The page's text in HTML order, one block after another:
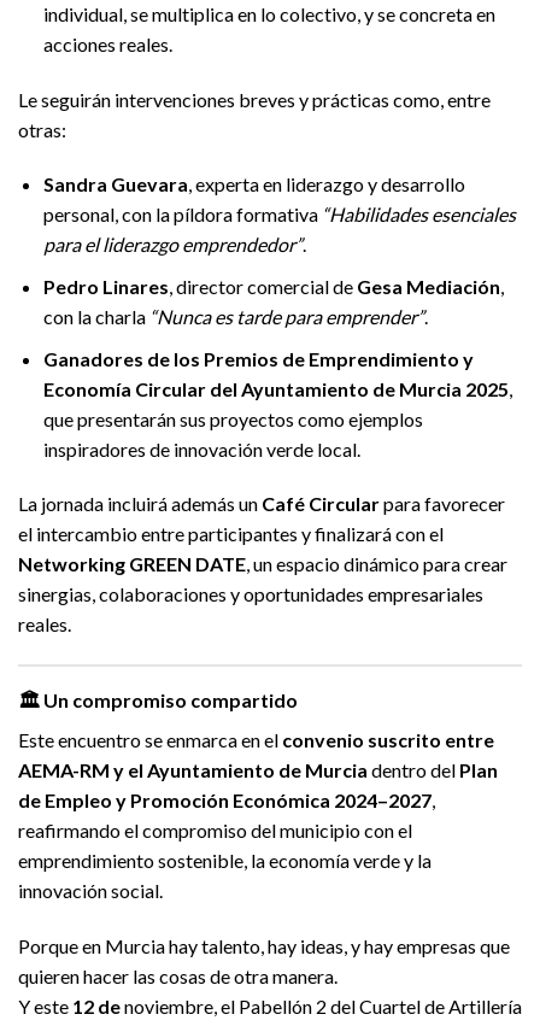
individual, se multiplica en lo colectivo, y se concreta en
acciones reales.
Le seguirán intervenciones breves y prácticas como, entre
otras:
Sandra Guevara, experta en liderazgo y desarrollo
personal, con la píldora formativa “Habilidades esenciales
para el liderazgo emprendedor”.
Pedro Linares, director comercial de Gesa Mediación,
con la charla “Nunca es tarde para emprender”.
Ganadores de los Premios de Emprendimiento y
Economía Circular del Ayuntamiento de Murcia 2025
que presentarán sus proyectos como ejemplos
inspiradores de innovación verde local.
La jornada incluirá además un Café Circularpara favorecer
el intercambio entre participantes y finalizará con el
Networking GREEN DATE, un espacio dinámico para crear
sinergias, colaboraciones y oportunidades empresariales
reales.
🏛️ Un compromiso compartido
Este encuentro se enmarca en el convenio suscrito entre
AEMA-RM y el Ayuntamiento de Murcia dentro del Plan
de Empleo y Promoción Económica 2024–2027,
reafirmando el compromiso del municipio con el
emprendimiento sostenible, la economía verde y la
innovación social.
Porque en Murcia hay talento, hay ideas, y hay empresas que
quieren hacer las cosas de otra manera.
Y este 12 denoviembre, el Pabellón 2 del Cuartel de Artillería